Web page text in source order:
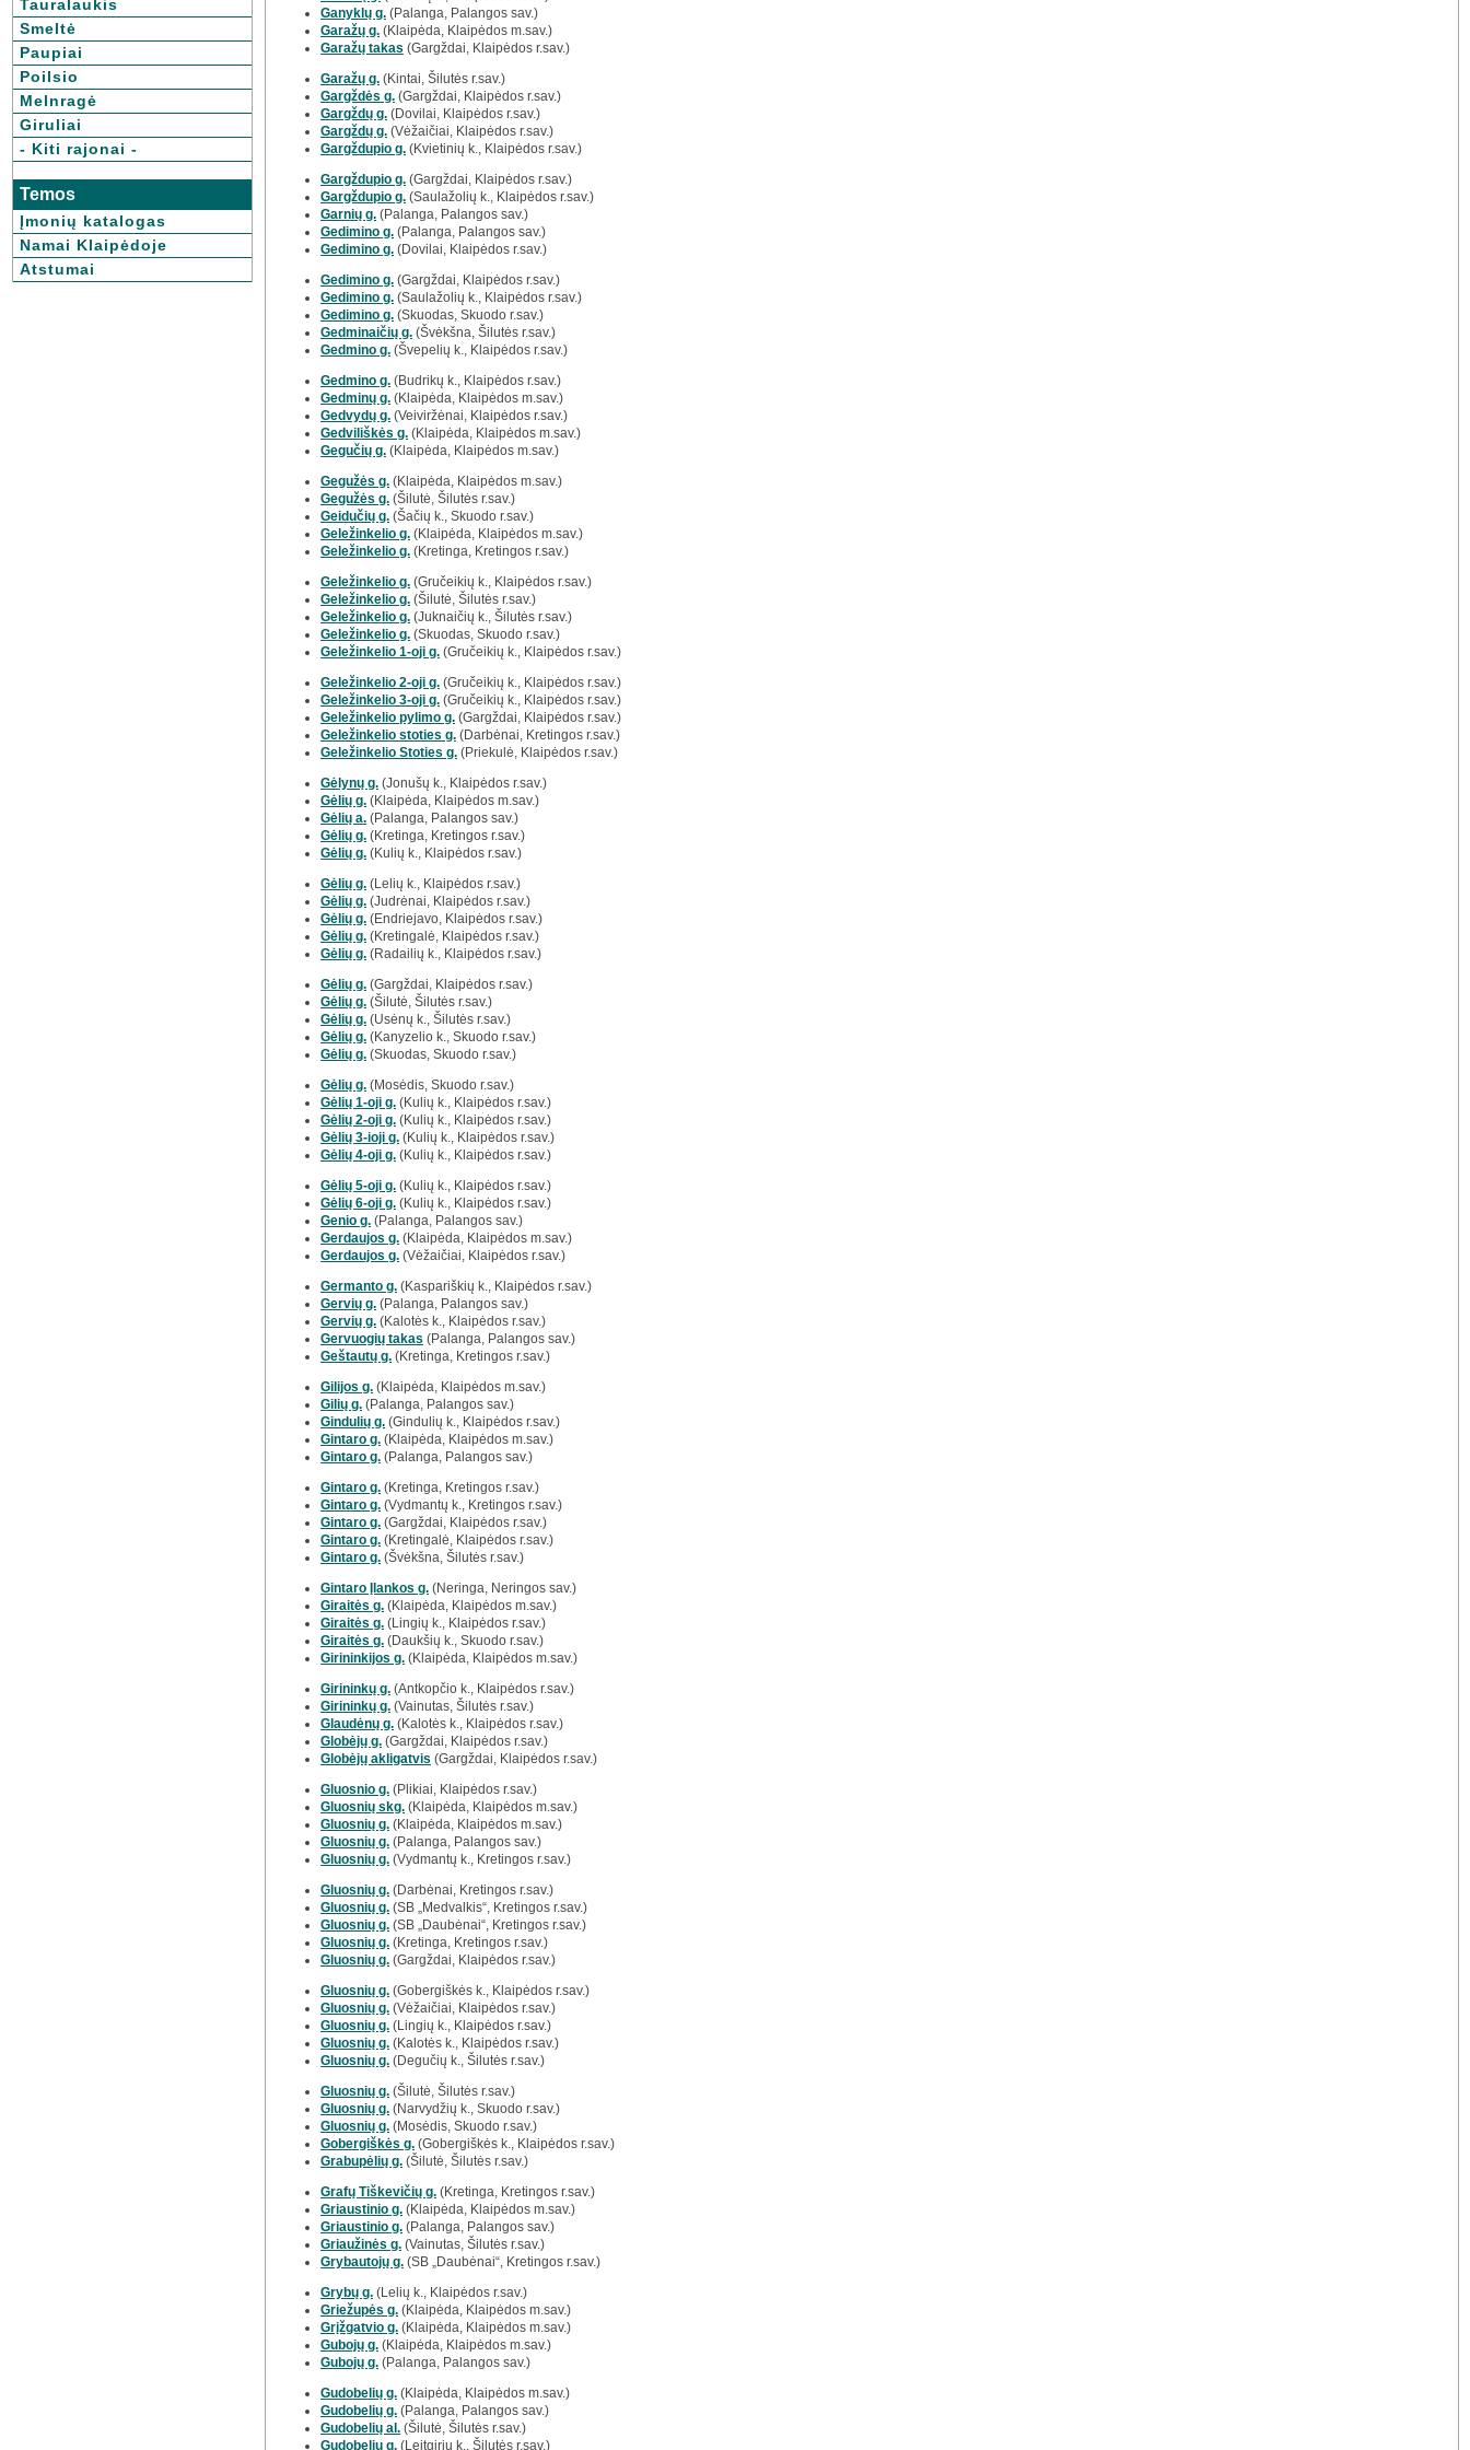
Tauralaukis
Smeltė
Paupiai
Poilsio
Melnragė
Giruliai
- Kiti rajonai -
Temos
Įmonių katalogas
Namai Klaipėdoje
Atstumai
Ganyklų g. (Palanga, Palangos sav.)
Garažų g. (Klaipėda, Klaipėdos m.sav.)
Garažų takas (Gargždai, Klaipėdos r.sav.)
Garažų g. (Kintai, Šilutės r.sav.)
Gargždės g. (Gargždai, Klaipėdos r.sav.)
Gargždų g. (Dovilai, Klaipėdos r.sav.)
Gargždų g. (Vėžaičiai, Klaipėdos r.sav.)
Gargždupio g. (Kvietinių k., Klaipėdos r.sav.)
Gargždupio g. (Gargždai, Klaipėdos r.sav.)
Gargždupio g. (Saulažolių k., Klaipėdos r.sav.)
Garnių g. (Palanga, Palangos sav.)
Gedimino g. (Palanga, Palangos sav.)
Gedimino g. (Dovilai, Klaipėdos r.sav.)
Gedimino g. (Gargždai, Klaipėdos r.sav.)
Gedimino g. (Saulažolių k., Klaipėdos r.sav.)
Gedimino g. (Skuodas, Skuodo r.sav.)
Gedminaičių g. (Švėkšna, Šilutės r.sav.)
Gedmino g. (Švepelių k., Klaipėdos r.sav.)
Gedmino g. (Budrikų k., Klaipėdos r.sav.)
Gedminų g. (Klaipėda, Klaipėdos m.sav.)
Gedvydų g. (Veiviržėnai, Klaipėdos r.sav.)
Gedviliškės g. (Klaipėda, Klaipėdos m.sav.)
Gegučių g. (Klaipėda, Klaipėdos m.sav.)
Gegužės g. (Klaipėda, Klaipėdos m.sav.)
Gegužės g. (Šilutė, Šilutės r.sav.)
Geidučių g. (Šačių k., Skuodo r.sav.)
Geležinkelio g. (Klaipėda, Klaipėdos m.sav.)
Geležinkelio g. (Kretinga, Kretingos r.sav.)
Geležinkelio g. (Gručeikių k., Klaipėdos r.sav.)
Geležinkelio g. (Šilutė, Šilutės r.sav.)
Geležinkelio g. (Juknaičių k., Šilutės r.sav.)
Geležinkelio g. (Skuodas, Skuodo r.sav.)
Geležinkelio 1-oji g. (Gručeikių k., Klaipėdos r.sav.)
Geležinkelio 2-oji g. (Gručeikių k., Klaipėdos r.sav.)
Geležinkelio 3-oji g. (Gručeikių k., Klaipėdos r.sav.)
Geležinkelio pylimo g. (Gargždai, Klaipėdos r.sav.)
Geležinkelio stoties g. (Darbėnai, Kretingos r.sav.)
Geležinkelio Stoties g. (Priekulė, Klaipėdos r.sav.)
Gėlynų g. (Jonušų k., Klaipėdos r.sav.)
Gėlių g. (Klaipėda, Klaipėdos m.sav.)
Gėlių a. (Palanga, Palangos sav.)
Gėlių g. (Kretinga, Kretingos r.sav.)
Gėlių g. (Kulių k., Klaipėdos r.sav.)
Gėlių g. (Lelių k., Klaipėdos r.sav.)
Gėlių g. (Judrėnai, Klaipėdos r.sav.)
Gėlių g. (Endriejavo, Klaipėdos r.sav.)
Gėlių g. (Kretingalė, Klaipėdos r.sav.)
Gėlių g. (Radailių k., Klaipėdos r.sav.)
Gėlių g. (Gargždai, Klaipėdos r.sav.)
Gėlių g. (Šilutė, Šilutės r.sav.)
Gėlių g. (Usėnų k., Šilutės r.sav.)
Gėlių g. (Kanyzelio k., Skuodo r.sav.)
Gėlių g. (Skuodas, Skuodo r.sav.)
Gėlių g. (Mosėdis, Skuodo r.sav.)
Gėlių 1-oji g. (Kulių k., Klaipėdos r.sav.)
Gėlių 2-oji g. (Kulių k., Klaipėdos r.sav.)
Gėlių 3-ioji g. (Kulių k., Klaipėdos r.sav.)
Gėlių 4-oji g. (Kulių k., Klaipėdos r.sav.)
Gėlių 5-oji g. (Kulių k., Klaipėdos r.sav.)
Gėlių 6-oji g. (Kulių k., Klaipėdos r.sav.)
Genio g. (Palanga, Palangos sav.)
Gerdaujos g. (Klaipėda, Klaipėdos m.sav.)
Gerdaujos g. (Vėžaičiai, Klaipėdos r.sav.)
Germanto g. (Kaspariškių k., Klaipėdos r.sav.)
Gervių g. (Palanga, Palangos sav.)
Gervių g. (Kalotės k., Klaipėdos r.sav.)
Gervuogių takas (Palanga, Palangos sav.)
Geštautų g. (Kretinga, Kretingos r.sav.)
Gilijos g. (Klaipėda, Klaipėdos m.sav.)
Gilių g. (Palanga, Palangos sav.)
Gindulių g. (Gindulių k., Klaipėdos r.sav.)
Gintaro g. (Klaipėda, Klaipėdos m.sav.)
Gintaro g. (Palanga, Palangos sav.)
Gintaro g. (Kretinga, Kretingos r.sav.)
Gintaro g. (Vydmantų k., Kretingos r.sav.)
Gintaro g. (Gargždai, Klaipėdos r.sav.)
Gintaro g. (Kretingalė, Klaipėdos r.sav.)
Gintaro g. (Švėkšna, Šilutės r.sav.)
Gintaro Įlankos g. (Neringa, Neringos sav.)
Giraitės g. (Klaipėda, Klaipėdos m.sav.)
Giraitės g. (Lingių k., Klaipėdos r.sav.)
Giraitės g. (Daukšių k., Skuodo r.sav.)
Girininkijos g. (Klaipėda, Klaipėdos m.sav.)
Girininkų g. (Antkopčio k., Klaipėdos r.sav.)
Girininkų g. (Vainutas, Šilutės r.sav.)
Glaudėnų g. (Kalotės k., Klaipėdos r.sav.)
Globėjų g. (Gargždai, Klaipėdos r.sav.)
Globėjų akligatvis (Gargždai, Klaipėdos r.sav.)
Gluosnio g. (Plikiai, Klaipėdos r.sav.)
Gluosnių skg. (Klaipėda, Klaipėdos m.sav.)
Gluosnių g. (Klaipėda, Klaipėdos m.sav.)
Gluosnių g. (Palanga, Palangos sav.)
Gluosnių g. (Vydmantų k., Kretingos r.sav.)
Gluosnių g. (Darbėnai, Kretingos r.sav.)
Gluosnių g. (SB „Medvalkis“, Kretingos r.sav.)
Gluosnių g. (SB „Daubėnai“, Kretingos r.sav.)
Gluosnių g. (Kretinga, Kretingos r.sav.)
Gluosnių g. (Gargždai, Klaipėdos r.sav.)
Gluosnių g. (Gobergiškės k., Klaipėdos r.sav.)
Gluosnių g. (Vėžaičiai, Klaipėdos r.sav.)
Gluosnių g. (Lingių k., Klaipėdos r.sav.)
Gluosnių g. (Kalotės k., Klaipėdos r.sav.)
Gluosnių g. (Degučių k., Šilutės r.sav.)
Gluosnių g. (Šilutė, Šilutės r.sav.)
Gluosnių g. (Narvydžių k., Skuodo r.sav.)
Gluosnių g. (Mosėdis, Skuodo r.sav.)
Gobergiškės g. (Gobergiškės k., Klaipėdos r.sav.)
Grabupėlių g. (Šilutė, Šilutės r.sav.)
Grafų Tiškevičių g. (Kretinga, Kretingos r.sav.)
Griaustinio g. (Klaipėda, Klaipėdos m.sav.)
Griaustinio g. (Palanga, Palangos sav.)
Griaužinės g. (Vainutas, Šilutės r.sav.)
Grybautojų g. (SB „Daubėnai“, Kretingos r.sav.)
Grybų g. (Lelių k., Klaipėdos r.sav.)
Griežupės g. (Klaipėda, Klaipėdos m.sav.)
Grįžgatvio g. (Klaipėda, Klaipėdos m.sav.)
Gubojų g. (Klaipėda, Klaipėdos m.sav.)
Gubojų g. (Palanga, Palangos sav.)
Gudobelių g. (Klaipėda, Klaipėdos m.sav.)
Gudobelių g. (Palanga, Palangos sav.)
Gudobelių al. (Šilutė, Šilutės r.sav.)
Gudobelių g. (Leitgirių k., Šilutės r.sav.)